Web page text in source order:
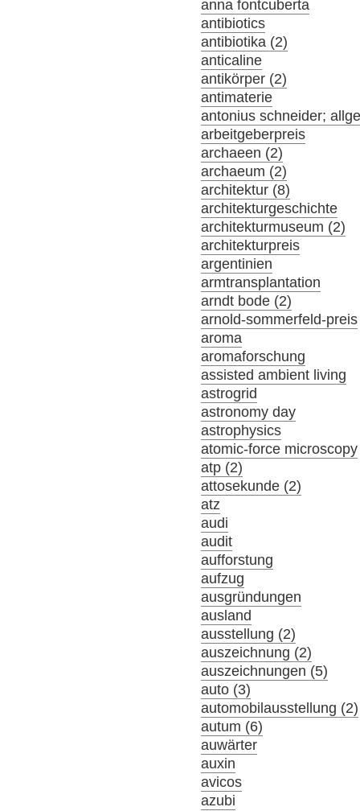
anna fontcuberta
antibiotics
antibiotika (2)
anticaline
antikörper (2)
antimaterie
antonius schneider;
arbeitgeberpreis
archaeen (2)
archaeum (2)
architektur (8)
architekturgeschichte
architekturmuseum (2)
architekturpreis
argentinien
armtransplantation
arndt bode (2)
arnold-sommerfeld-preis
aroma
aromaforschung
assisted ambient living
astrogrid
astronomy day
astrophysics
atomic-force microscopy
atp (2)
attosekunde (2)
atz
audi
audit
aufforstung
aufzug
ausgründungen
ausland
ausstellung (2)
auszeichnung (2)
auszeichnungen (5)
auto (3)
automobilausstellung (2)
autum (6)
auwärter
auxin
avicos
azubi